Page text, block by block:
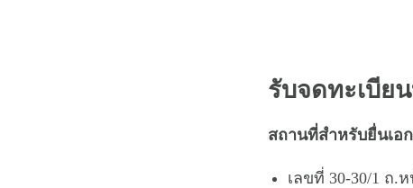
รับจดทะเบีย
สถานที่สำหรับยื่นเอ
เลขที่ 30-30/1 ถ.